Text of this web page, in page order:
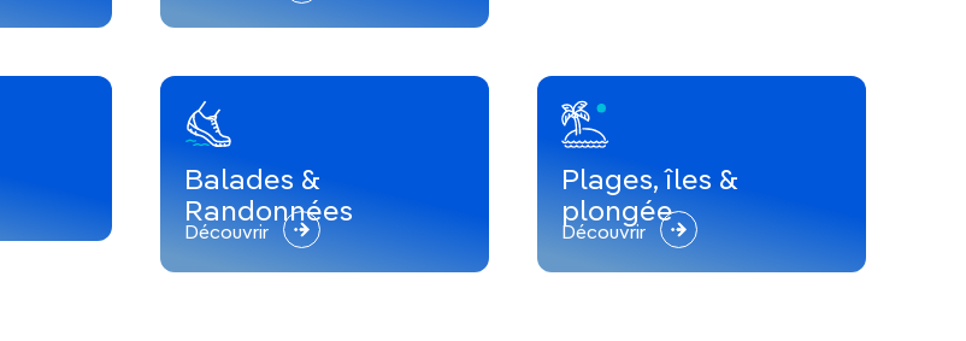
Balades &
Randonnées
Découvrir
Plages, îles &
plongée
Découvrir